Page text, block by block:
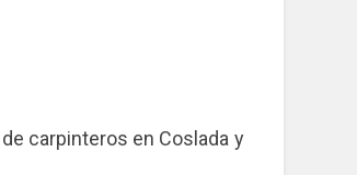
carpinteros en Coslada y